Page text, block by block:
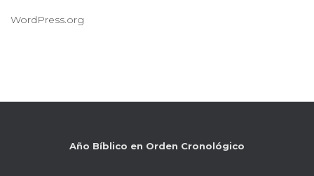
WordPress.org
Año Bíblico en Orden Cronológico